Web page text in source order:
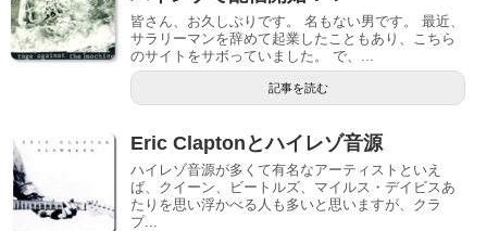
皆さん、お久しぶりです。 名もない男です。 最近、
サラリーマンを辞めて起業したこともあり、こちら
のサイトをサボっていました。 で、...
記事を読む
Eric Claptonとハイレゾ音源
ハイレゾ音源が多くて有名なアーティストといえ
ば、クイーン、ビートルズ、マイルス・デイビスあ
たりを思い浮かべる人も多いと思いますが、クラ
プ...